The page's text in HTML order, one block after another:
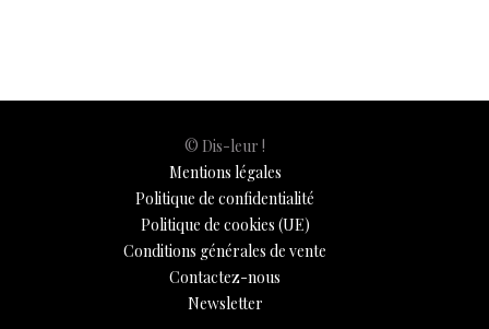
© Dis-leur !
Mentions légales
Politique de confidentialité
Politique de cookies (UE)
Conditions générales de vente
Contactez-nous
Newsletter